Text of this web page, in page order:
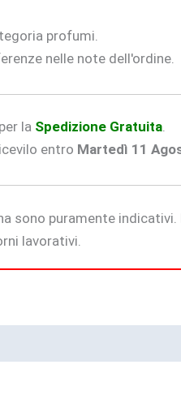
profumi.
nelle note dell'ordine.
per la Spedizione Gratuita.
entro Martedì 11
sono puramente
lavorativi.